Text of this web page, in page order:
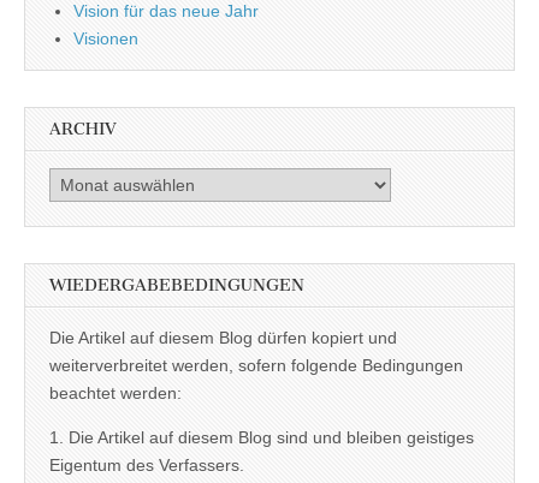
Vision für das neue Jahr
Visionen
ARCHIV
Archiv
WIEDERGABEBEDINGUNGEN
Die Artikel auf diesem Blog dürfen kopiert und
weiterverbreitet werden, sofern folgende Bedingungen
beachtet werden:
1. Die Artikel auf diesem Blog sind und bleiben geistiges
Eigentum des Verfassers.